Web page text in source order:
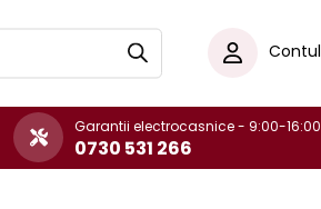
Garantii electrocasnice - 9:00-16:00
0730 531 266